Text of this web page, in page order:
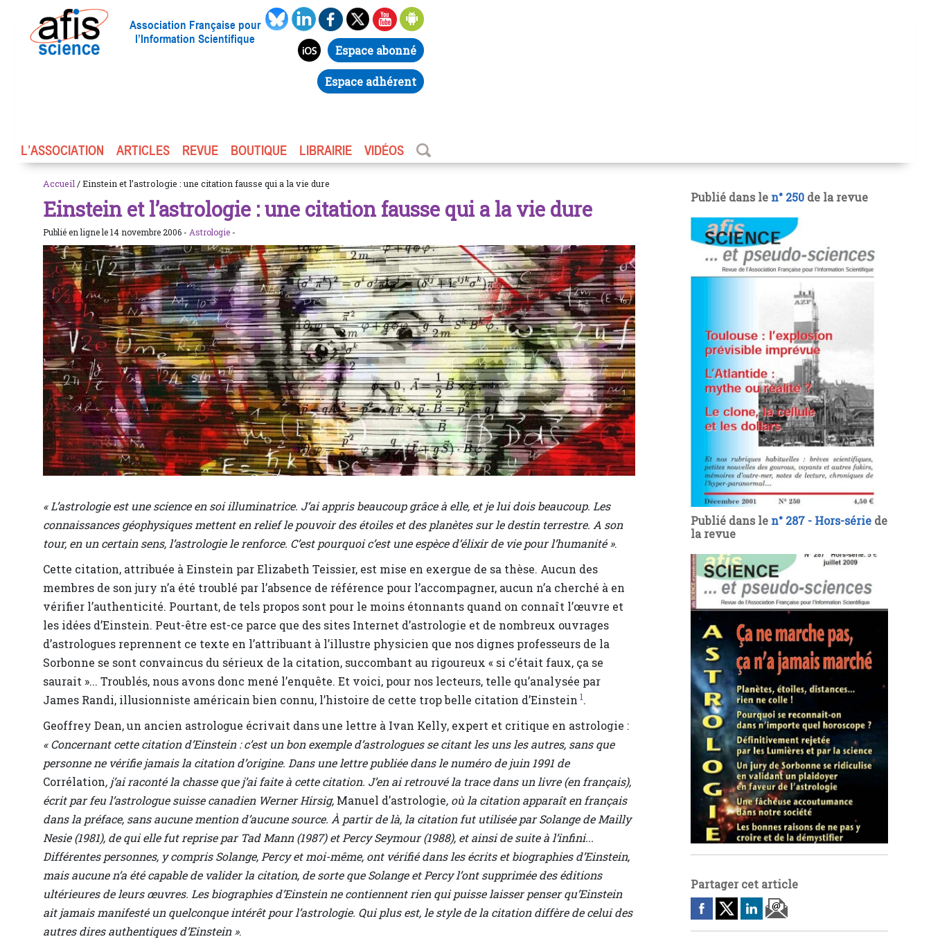
Association Française pour
l’Information Scientifique
Espace abonné
Espace adhérent
L’ASSOCIATION ARTICLES REVUE BOUTIQUE LIBRAIRIE VIDÉOS
Accueil / Einstein et l’astrologie : une citation fausse qui a la vie dure
Einstein et l’astrologie : une citation fausse qui a la vie dure
Publié en ligne le 14 novembre 2006 - Astrologie -
« L’astrologie est une science en soi illuminatrice. J’ai appris beaucoup grâce à elle, et je lui dois beaucoup. Les
connaissances géophysiques mettent en relief le pouvoir des étoiles et des planètes sur le destin terrestre. A son
tour, en un certain sens, l’astrologie le renforce. C’est pourquoi c’est une espèce d’élixir de vie pour l’humanité ».
Cette citation, attribuée à Einstein par Elizabeth Teissier, est mise en exergue de sa thèse. Aucun des
membres de son jury n’a été troublé par l’absence de référence pour l’accompagner, aucun n’a cherché à en
vérifier l’authenticité. Pourtant, de tels propos sont pour le moins étonnants quand on connaît l’œuvre et
les idées d’Einstein. Peut-être est-ce parce que des sites Internet d’astrologie et de nombreux ouvrages
d’astrologues reprennent ce texte en l’attribuant à l’illustre physicien que nos dignes professeurs de la
Sorbonne se sont convaincus du sérieux de la citation, succombant au rigoureux « si c’était faux, ça se
saurait »... Troublés, nous avons donc mené l’enquête. Et voici, pour nos lecteurs, telle qu’analysée par
James Randi, illusionniste américain bien connu, l’histoire de cette trop belle citation d’Einstein 1.
Geoffrey Dean, un ancien astrologue écrivait dans une lettre à Ivan Kelly, expert et critique en astrologie :
« Concernant cette citation d’Einstein : c’est un bon exemple d’astrologues se citant les uns les autres, sans que
personne ne vérifie jamais la citation d’origine. Dans une lettre publiée dans le numéro de juin 1991 de
Corrélation, j’ai raconté la chasse que j’ai faite à cette citation. J’en ai retrouvé la trace dans un livre (en français),
écrit par feu l’astrologue suisse canadien Werner Hirsig, Manuel d’astrologie, où la citation apparaît en français
dans la préface, sans aucune mention d’aucune source. À partir de là, la citation fut utilisée par Solange de Mailly
Nesie (1981), de qui elle fut reprise par Tad Mann (1987) et Percy Seymour (1988), et ainsi de suite à l’infini...
Différentes personnes, y compris Solange, Percy et moi-même, ont vérifié dans les écrits et biographies d’Einstein,
mais aucune n’a été capable de valider la citation, de sorte que Solange et Percy l’ont supprimée des éditions
ultérieures de leurs œuvres. Les biographies d’Einstein ne contiennent rien qui puisse laisser penser qu’Einstein
ait jamais manifesté un quelconque intérêt pour l’astrologie. Qui plus est, le style de la citation diffère de celui des
autres dires authentiques d’Einstein ».
Publié dans le n° 250 de la revue
Publié dans le n° 287 - Hors-série de
la revue
Partager cet article